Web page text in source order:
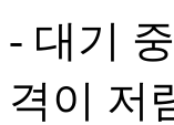
- 대기
격이 저